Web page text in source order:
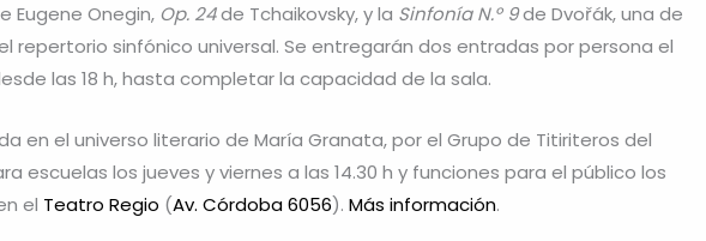
Eugene Onegin, Op. 24de Tchaikovsky, y la Sinfonía N.º 9de Dvořák, una de
repertorio sinfónico universal. Se entregarán dos entradas por persona el
las 18 h, hasta completar la capacidad de la sala.
en el universo literario de María Granata, por el Grupo de Titiriteros del
escuelas los jueves y viernes a las 14.30 h y funciones para el público los
el Teatro Regio (Av. Córdoba 6056). Más información.